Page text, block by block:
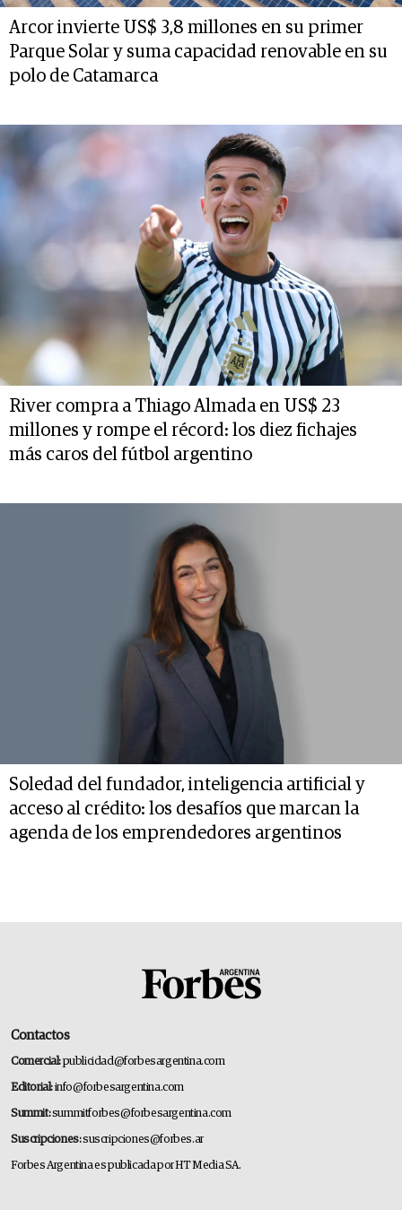
Arcor invierte US$ 3,8 millones en su primer
Parque Solar y suma capacidad renovable en su
polo de Catamarca
River compra a Thiago Almada en US$ 23
millones y rompe el récord: los diez fichajes
más caros del fútbol argentino
Soledad del fundador, inteligencia artificial y
acceso al crédito: los desafíos que marcan la
agenda de los emprendedores argentinos
Contactos
Comercial:publicidad@forbesargentina.com
Editorial:info@forbesargentina.com
Summit:summitforbes@forbesargentina.com
Suscripciones:suscripciones@forbes.ar
Forbes Argentina es publicada por HT Media SA.